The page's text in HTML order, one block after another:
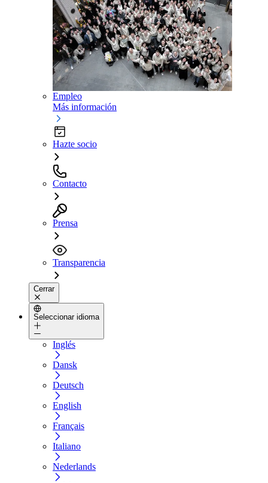
Empleo
Más información
Hazte socio
Contacto
Prensa
Transparencia
Cerrar
Seleccionar idioma
Inglés
Dansk
Deutsch
English
Français
Italiano
Nederlands